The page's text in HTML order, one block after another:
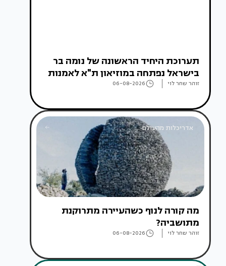
תערוכת היחיד הראשונה של נומה בר
בישראל נפתחה במוזיאון ת"א לאמנות
זוהר שחר לוי 06-08-2026
אדריכלות מהעולם
מה קורה לנוף כשהעיירה מתרוקנת
מתושביה?
זוהר שחר לוי 06-08-2026